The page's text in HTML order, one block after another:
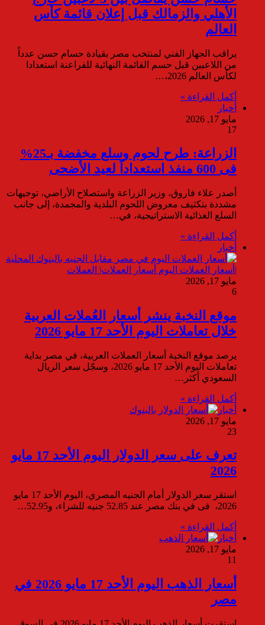
الأهلي والزمالك قبل إعلان قائمة كأس
العالم
يراقب الجهاز الفني لمنتخب مصر بقيادة حسام حسن عدداً
من اللاعبين قبل حسم القائمة النهائية للفراعنة استعدادا
لكأس العالم 2026،…
أكمل القراءة »
أخبار
مايو 17, 2026
17
الزراعة: طرح لحوم وسلع مخفضة بـ25%
فى 600 منفذ استعداداً لعيد الأضحى
أصدر علاء فاروق، وزير الزراعة واستصلاح الأراضي، توجيهات
مشددة بتكثيف معروض اللحوم البلدية والمجمدة، إلى جانب
السلع الغذائية الاستراتيجية، في…
أكمل القراءة »
أخبار
مايو 17, 2026
6
موقع النخبة ينشر أسعار العُملات العربية
خلال تعاملات اليوم الأحد 17 مايو 2026
يرصد موقع النخبة أسعار العملات العربية، في مصر بداية
تعاملات اليوم الأحد 17 مايو 2026، وسجّل سعر الريال
السعودي أكثر…
أكمل القراءة »
أخبار
مايو 17, 2026
23
تعرف على سعر الدولار اليوم الأحد 17 مايو
2026
استقر سعر الدولار أمام الجنيه المصري، اليوم الأحد 17 مايو
2026، فى في بنك مصر عند 52.85 جنيه للشراء، و52.95…
أكمل القراءة »
أخبار
مايو 17, 2026
11
أسعار الذهب اليوم الأحد 17 مايو 2026 في
مصر